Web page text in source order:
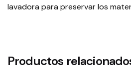
lavadora para preservar los
Productos